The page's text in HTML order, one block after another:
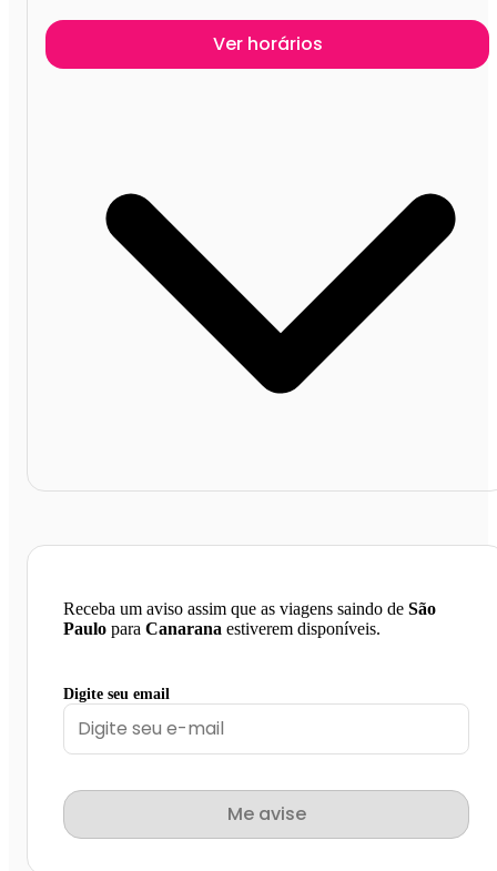
Ver horários
Receba um aviso assim que as viagens saindo de São
Paulo para Canarana estiverem disponíveis.
Digite seu email
Me avise